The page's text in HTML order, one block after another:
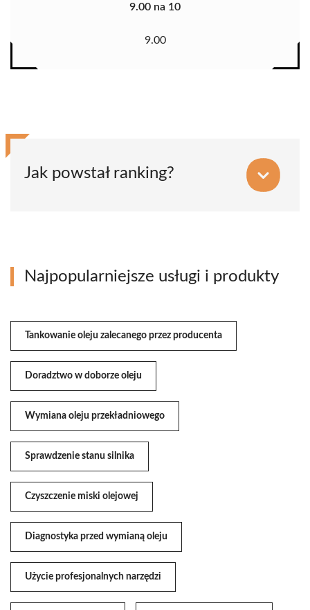
9.00 na 10
9.00
Jak powstał ranking?
Najpopularniejsze usługi i produkty
Tankowanie oleju zalecanego przez producenta
Doradztwo w doborze oleju
Wymiana oleju przekładniowego
Sprawdzenie stanu silnika
Czyszczenie miski olejowej
Diagnostyka przed wymianą oleju
Użycie profesjonalnych narzędzi